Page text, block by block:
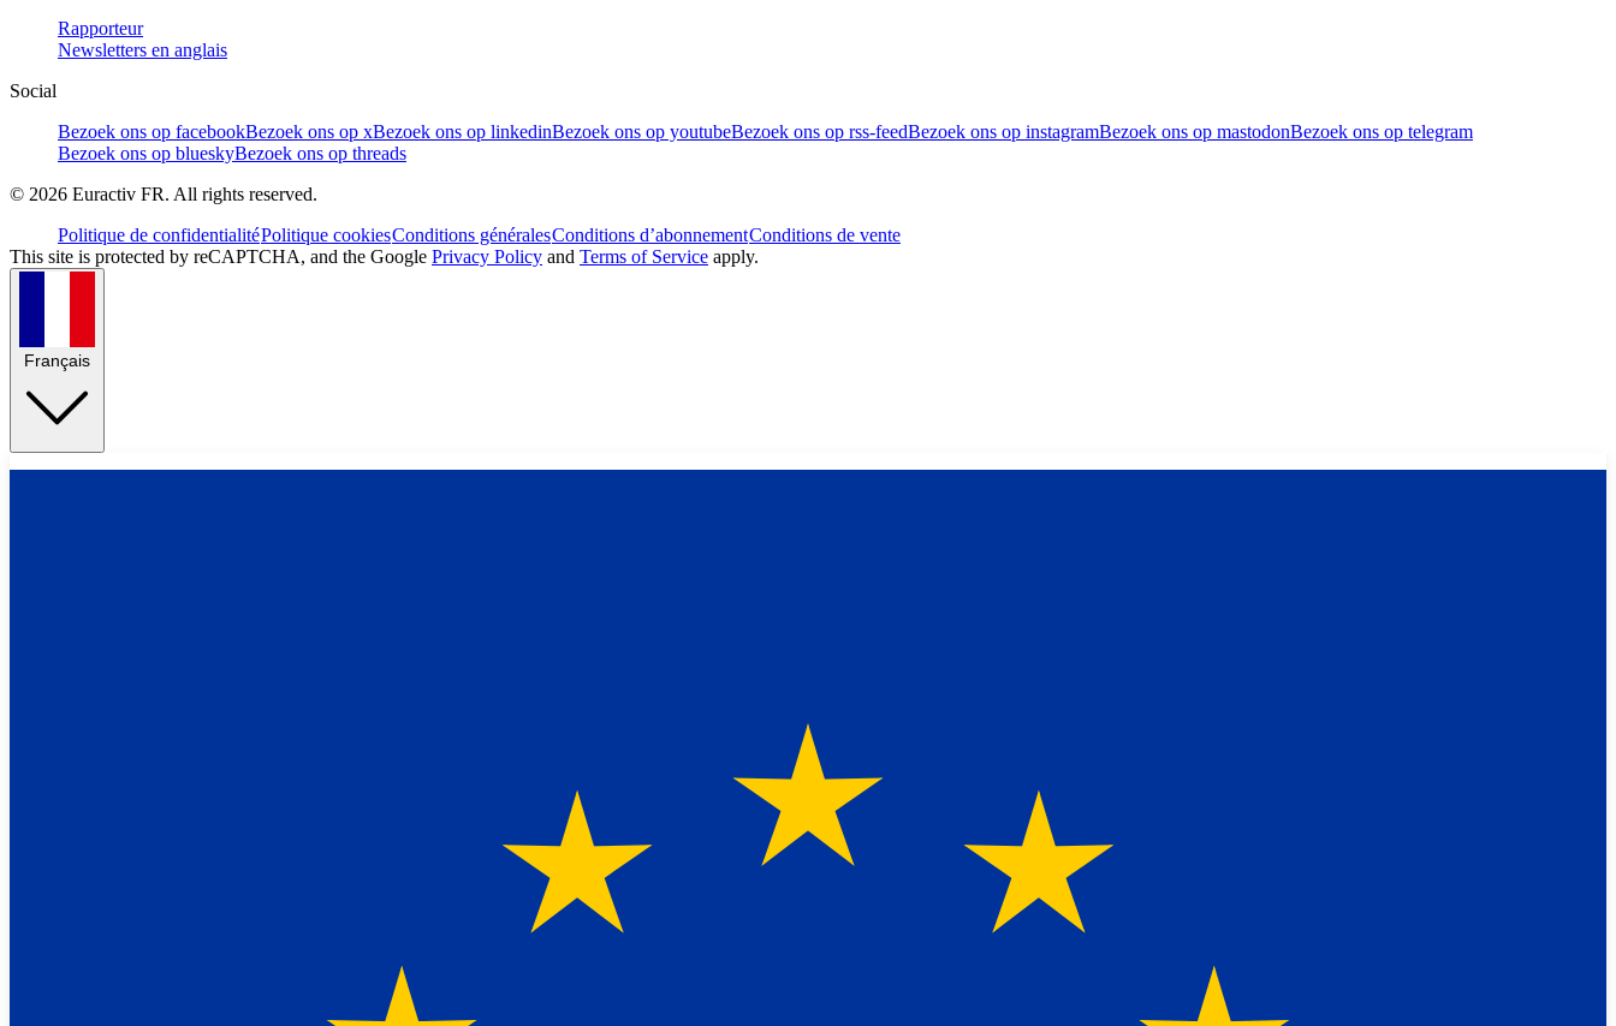
Rapporteur
Newsletters en anglais
Social
Bezoek ons op facebookBezoek ons op xBezoek ons op linkedinBezoek ons op youtubeBezoek ons op rss-feedBezoek ons op instagramBezoek ons op mastodonBezoek ons op telegram
Bezoek ons op blueskyBezoek ons op threads
© 2026 Euractiv FR. All rights reserved.
Politique de confidentialitéPolitique cookiesConditions généralesConditions d’abonnementConditions de vente
This site is protected by reCAPTCHA, and the Google Privacy Policy and Terms of Service apply.
Français